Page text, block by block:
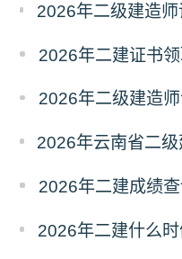
2026年二建证书